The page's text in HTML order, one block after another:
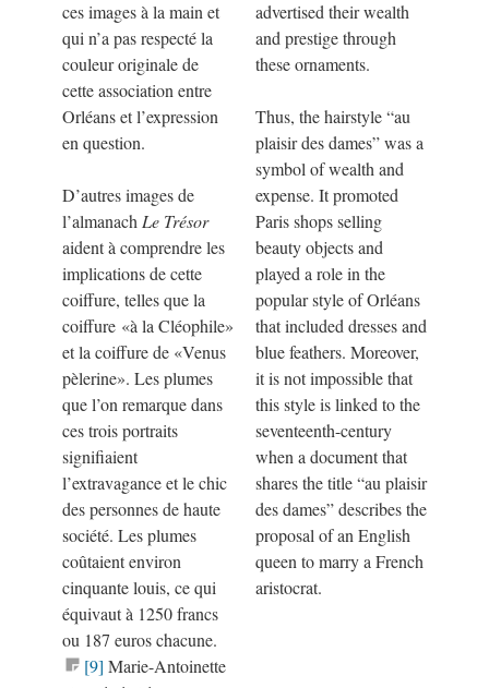
ces images à la main et
qui n’a pas respecté la
couleur originale de
cette association entre
Orléans et l’expression
en question.
D’autres images de
l’almanach Le Trésor
aident à comprendre les
implications de cette
coiffure, telles que la
coiffure «à la Cléophile»
et la coiffure de «Venus
pèlerine». Les plumes
que l’on remarque dans
ces trois portraits
signifiaient
l’extravagance et le chic
des personnes de haute
société. Les plumes
coûtaient environ
cinquante louis, ce qui
équivaut à 1250 francs
ou 187 euros chacune.
[9] Marie-Antoinette
advertised their wealth
and prestige through
these ornaments.
Thus, the hairstyle “au
plaisir des dames” was a
symbol of wealth and
expense. It promoted
Paris shops selling
beauty objects and
played a role in the
popular style of Orléans
that included dresses and
blue feathers. Moreover,
it is not impossible that
this style is linked to the
seventeenth-century
when a document that
shares the title “au plaisir
des dames” describes the
proposal of an English
queen to marry a French
aristocrat.